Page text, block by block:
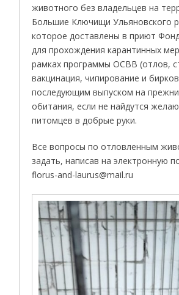
животного без владельцев на
Большие Ключищи Ульяновского
которое доставлены в приют
для прохождения карантинных
рамках программы ОСВВ (отлов,
вакцинация, чипирование и
последующим выпуском на
обитания, если не найдутся
питомцев в добрые руки.
Все вопросы по отловленным
задать, написав на электронную
florus-and-laurus@mail.ru